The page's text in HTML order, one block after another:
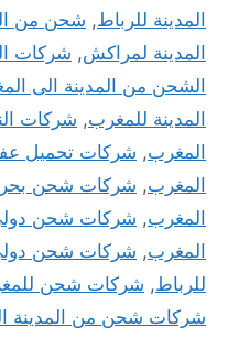
المدينة للرباط, شحن من
المدينة لمراكش, شركات
الشحن من المدينة الى
المدينة للمغرب, شركات
المغرب, شركات تحميل
المغرب, شركات شحن
المغرب, شركات شحن
المغرب, شركات شحن
للرباط, شركات شحن
شركات شحن من المدينة